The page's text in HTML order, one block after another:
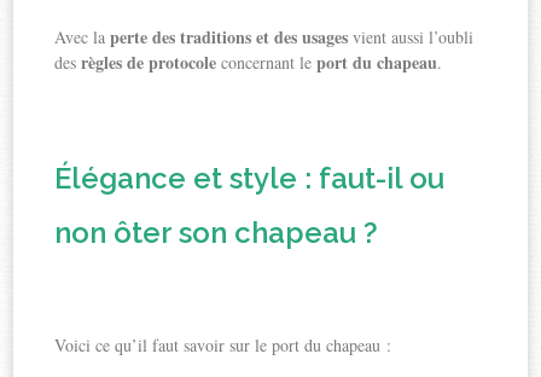
Avec laperte des traditions et des usages vient aussi l’oubli
desrègles de protocole concernant leport du chapeau.
Élégance et style : faut-il ou
non ôter son chapeau ?
Voici ce qu’il faut savoir sur le port du chapeau :